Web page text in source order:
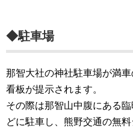
◆駐車場
那智大社の神社駐車場が満
看板が提示されます。
その際は那智山中腹にある
どに駐車し、熊野交通の無